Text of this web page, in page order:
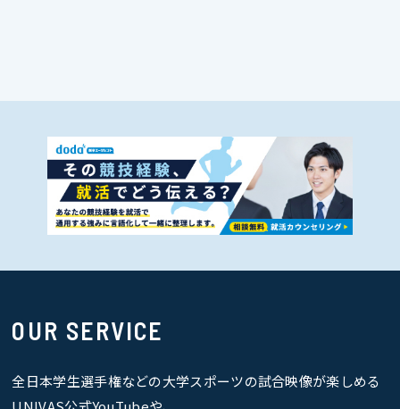
OUR SERVICE
全日本学生選手権などの大学スポーツの試合映像が楽しめる